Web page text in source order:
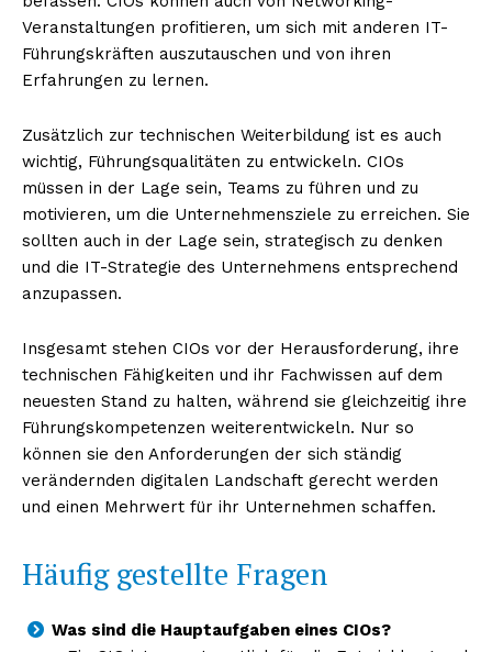
Veranstaltungen profitieren, um sich mit anderen IT-
Führungskräften auszutauschen und von ihren
Erfahrungen zu lernen.
Zusätzlich zur technischen Weiterbildung ist es auch
wichtig, Führungsqualitäten zu entwickeln. CIOs
müssen in der Lage sein, Teams zu führen und zu
motivieren, um die Unternehmensziele zu erreichen. Sie
sollten auch in der Lage sein, strategisch zu denken
und die IT-Strategie des Unternehmens entsprechend
anzupassen.
Insgesamt stehen CIOs vor der Herausforderung, ihre
technischen Fähigkeiten und ihr Fachwissen auf dem
neuesten Stand zu halten, während sie gleichzeitig ihre
Führungskompetenzen weiterentwickeln. Nur so
können sie den Anforderungen der sich ständig
verändernden digitalen Landschaft gerecht werden
und einen Mehrwert für ihr Unternehmen schaffen.
Häufig gestellte Fragen
Was sind die Hauptaufgaben eines CIOs?